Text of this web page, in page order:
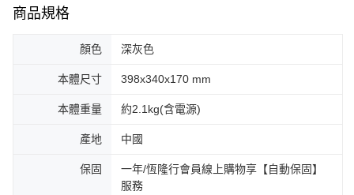
商品規格
顏色 深灰色
本體尺寸 398x340x170 mm
本體重量 約2.1kg(含電源)
產地 中國
保固
一年/恆隆行會員線上購物享【自動保固】
服務